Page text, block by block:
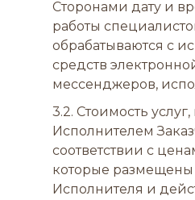
Сторонами дату и
работы
обрабатываются с
средств
мессенджеров,
3.2. Стоимость
Исполнителем
соответствии с
которые размещены
Исполнителя и